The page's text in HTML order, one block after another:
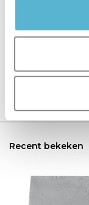
0/
Recent bekeken